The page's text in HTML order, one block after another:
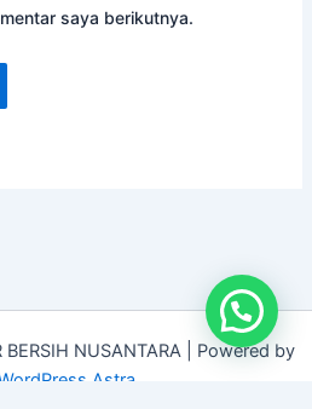
saya berikutnya.
NUSANTARA | Powered by
Astra